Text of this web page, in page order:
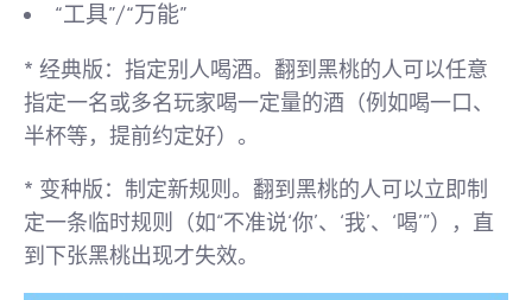
“工具”/“万能”
* 经典版： 指定别人喝酒。翻到黑桃的人可以任意
指定一名或多名玩家喝一定量的酒（例如喝一口、
半杯等，提前约定好）。
* 变种版： 制定新规则 。翻到黑桃的人可以立即制
定一条临时规则（如“不准说‘你’、‘我’、‘喝’”），直
到下张黑桃出现才失效。